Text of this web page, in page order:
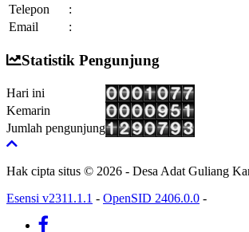
Telepon
:
Email
:
Statistik Pengunjung
Hari ini
Kemarin
Jumlah pengunjung
Hak cipta situs © 2026 - Desa Adat Guliang
Esensi v2311.1.1 - OpenSID 2406.0.0 -